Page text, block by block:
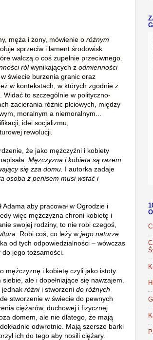
męża i żony, mówienie o różnym
sprzeciw i lament środowisk
walczą o coś zupełnie przeciwnego.
rólwynikających z odmienności
świecie burzenia granic oraz
w kontekstach, w których zgodnie z
to szczególnie w polityczno-
zacierania różnic płciowych, między
moralnym a niemoralnym...
idei socjalizmu,
rewolucji.
że jako mężczyźni i kobiety
Mężczyzna i kobieta są razem
się zza domu. I autorka zadaje
osoba z penisem musi wstać i
aby pracował w Ogrodzie i
więc mężczyzna chroni kobietę i
swojej rodziny, to nie robi czegoś,
Robi coś, co leży w jego naturze
od tych odpowiedzialności – wówczas
jego tożsamości.
mężczyznę i kobietę czyli jako istoty
ale i dopełniające się nawzajem.
jednak różni i stworzeni do różnych
stworzenie w świecie do pewnych
ciężarów, duchowej i fizycznej
domem, ale nie dlatego, że mają
odwrotnie. Mają szersze barki
ich do tego aby nosili ciężary.